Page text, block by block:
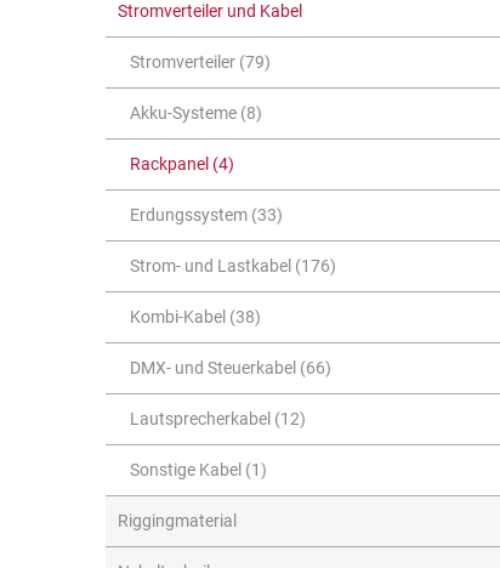
Stromverteiler und Kabel
Stromverteiler (79)
Akku-Systeme (8)
Rackpanel (4)
Erdungssystem (33)
Strom- und Lastkabel (176)
Kombi-Kabel (38)
DMX- und Steuerkabel (66)
Lautsprecherkabel (12)
Sonstige Kabel (1)
Riggingmaterial